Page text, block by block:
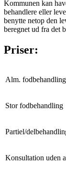
Kommunen kan
behandlere eller
benytte netop den
beregnet ud fra det
Priser:
Alm. fodbehandling
Stor fodbehandling
Partiel/
Konsultation uden